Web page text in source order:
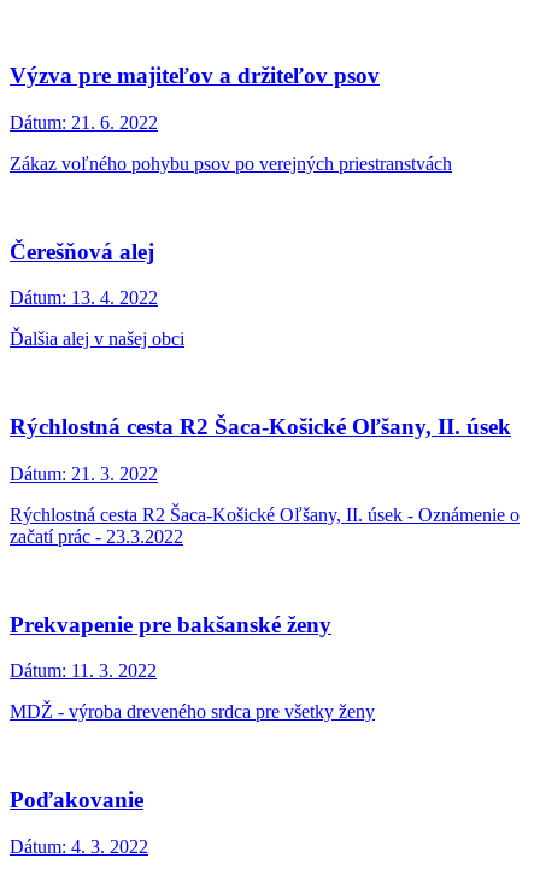
Výzva pre majiteľov a držiteľov psov
Dátum: 21. 6. 2022
Zákaz voľného pohybu psov po verejných priestranstvách
Čerešňová alej
Dátum: 13. 4. 2022
Ďalšia alej v našej obci
Rýchlostná cesta R2 Šaca-Košické Oľšany, II. úsek
Dátum: 21. 3. 2022
Rýchlostná cesta R2 Šaca-Košické Oľšany, II. úsek - Oznámenie o
začatí prác - 23.3.2022
Prekvapenie pre bakšanské ženy
Dátum: 11. 3. 2022
MDŽ - výroba dreveného srdca pre všetky ženy
Poďakovanie
Dátum: 4. 3. 2022